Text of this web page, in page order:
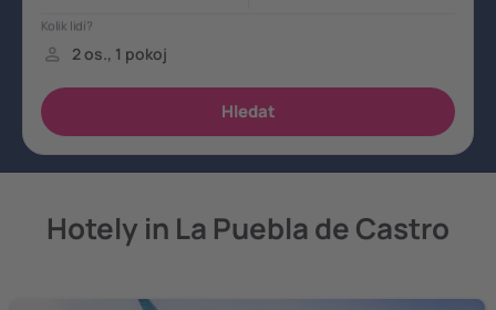
Hotely in La Puebla de Castro